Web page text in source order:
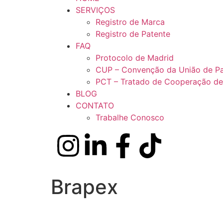
SERVIÇOS
Registro de Marca
Registro de Patente
FAQ
Protocolo de Madrid
CUP – Convenção da União de
PCT – Tratado de Cooperação
BLOG
CONTATO
Trabalhe Conosco
Brapex